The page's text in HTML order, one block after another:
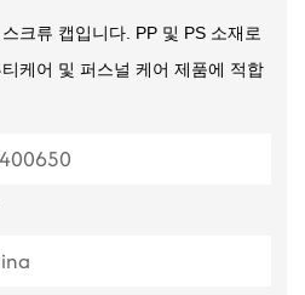
크류 캡입니다. PP 및 PS 소재로
케어 및 퍼스널 케어 제품에 적합